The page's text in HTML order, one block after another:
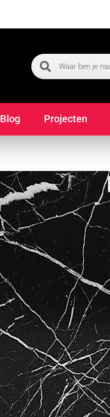
Blog Projecten